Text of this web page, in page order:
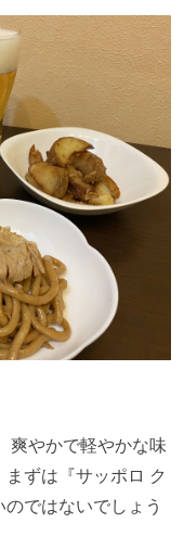
爽やかで軽やかな味
ずは『サッポロ ク
ではないでしょう